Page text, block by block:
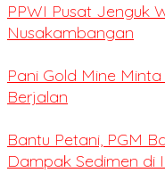
PPWI Pusat Jenguk
Nusakambangan
Pani Gold Mine
Berjalan
Bantu Petani, PGM
Dampak Sedimen di